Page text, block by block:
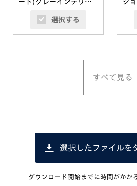
ート(グレーインテリア)
選択する
シ
すべて見る
選択したファイルを
ダウンロード開始までに時間がかか